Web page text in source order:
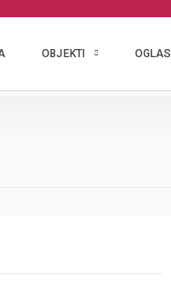
OBJEKTI OGLASI